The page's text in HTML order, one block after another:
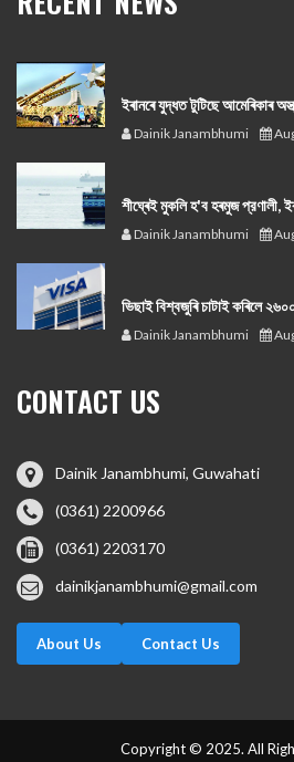
ইৰানৰে যুদ্ধত টুটিছে আমেৰিকাৰ
Dainik Janambhumi
শীঘ্ৰেই মুকলি হ'ব হৰমুজ প্রণালী,
Dainik Janambhumi
ভিছাই বিশ্বজুৰি চাটাই কৰিলে
Dainik Janambhumi
CONTACT US
Dainik Janambhumi, Guwahati
(0361) 2200966
(0361) 2203170
dainikjanambhumi@gmail.com
About Us Contact Us
Copyright © 2025. All